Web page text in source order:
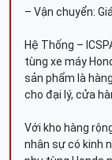
– Vận chuyển:
Hệ Thống –
tùng xe máy
sản phẩm là
cho đại lý, cửa
Với kho hàng
nhân sự có kinh